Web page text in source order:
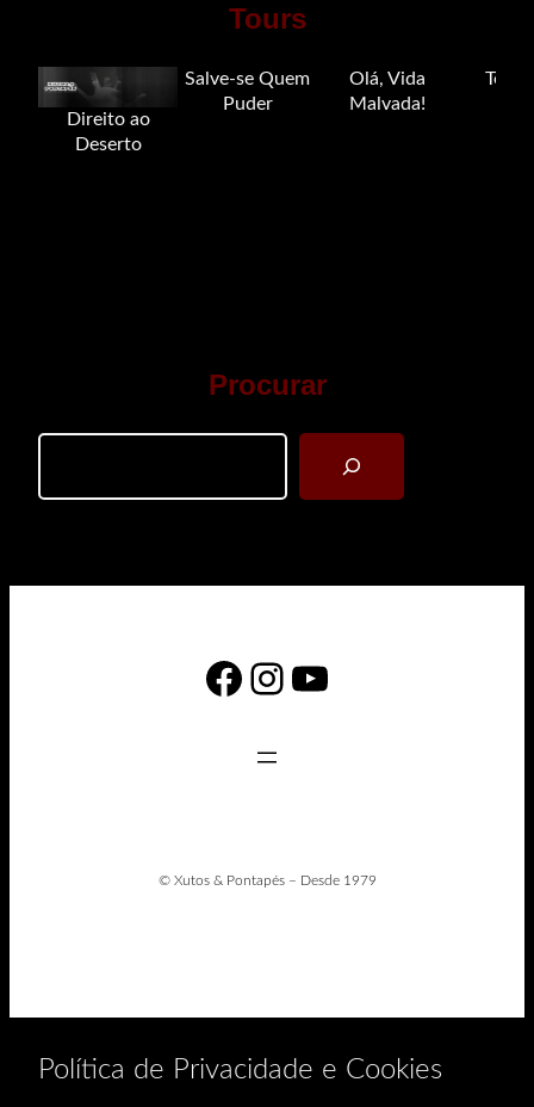
Tours
Direito ao
Deserto
Salve-se Quem
Puder
Olá, Vida
Malvada!
Tour
Procurar
Facebook
Instagram
YouTube
© Xutos & Pontapés – Desde 1979
Política de Privacidade e Cookies